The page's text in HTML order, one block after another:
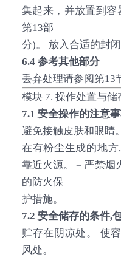
集起来，并放置到
第13部
分)。 放入合适的封
6.4 参考其他部分
丢弃处理请参阅第13
模块 7. 操作处置与储
7.1 安全操作的注意
避免接触皮肤和眼睛
在有粉尘生成的地
靠近火源。－严禁烟
的防火保
护措施。
7.2 安全储存的条件,
贮存在阴凉处。 使
风处。